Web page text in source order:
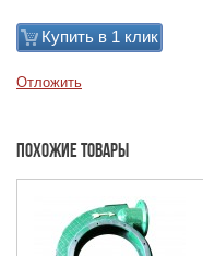
Купить в 1 клик
Отложить
Похожие товары